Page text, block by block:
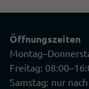
Öffnungszeiten
Freitag:
Samstag: nur